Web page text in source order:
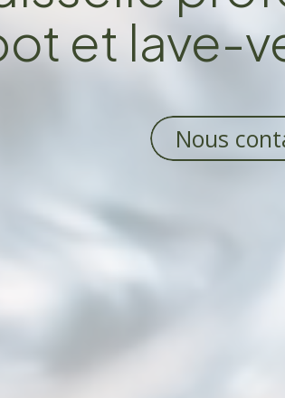
et lave-
Nous